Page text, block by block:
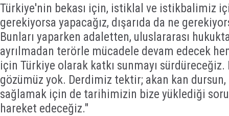
Türkiye'nin bekası için, istiklal ve istikbalimiz
gerekiyorsa yapacağız, dışarıda da ne
Bunları yaparken adaletten, uluslararası
ayrılmadan terörle mücadele devam edecek
için Türkiye olarak katkı sunmayı
gözümüz yok. Derdimiz tektir; akan kan
sağlamak için de tarihimizin bize yüklediği
hareket edeceğiz."